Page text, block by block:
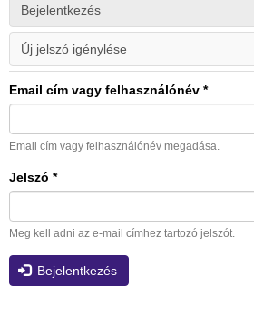
fülek
Bejelentkezés
fül)
Új jelszó igénylése
Email cím vagy felhasználónév *
Email cím vagy felhasználónév megadása.
Jelszó *
Meg kell adni az e-mail címhez tartozó jelszót.
Bejelentkezés